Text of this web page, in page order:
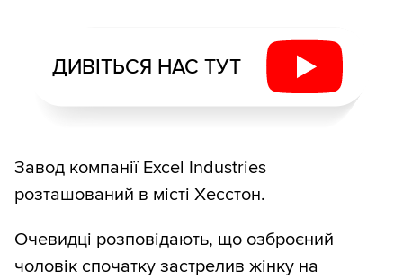
ДИВІТЬСЯ НАС ТУТ
Завод компанії Excel Industries
розташований в місті Хесстон.
Очевидці розповідають, що озброєний
чоловік спочатку застрелив жінку на